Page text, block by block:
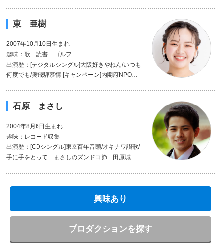
お疲れさんでまた明日 [連載]日経マネー・10分で
東 亜樹
2007年10月10日生まれ
趣味：歌 読書 ゴルフ
出演歴：[デジタルシングル]大阪好きやねん/いつも
何度でも/奥飛騨慕情 [キャンペーン]内閣府NPO法
石原 まさし
2004年8月6日生まれ
趣味：レコード収集
出演歴：[CDシングル]東京百年音頭/オキナワ讃歌/
手に手をとって まさしのズンドコ節 田原城山
のうた 未来へつなぐにっぽんの歌魂 令和歌謡
興味あり
プロダクションを探す